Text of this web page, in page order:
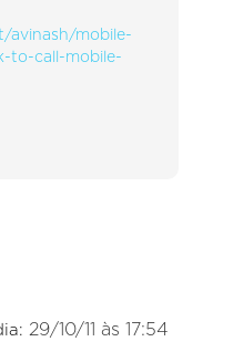
avinash/mobile-
to-call-mobile-
29/10/11 às 17:54